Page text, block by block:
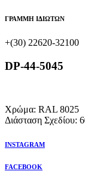
ΓΡΑΜΜΗ ΙΔΙΩΤΩΝ
+(30) 22620-32100
DP-44-5045
Χρώμα: RAL 8025
Διάσταση Σχεδίου:
INSTAGRAM
FACEBOOK